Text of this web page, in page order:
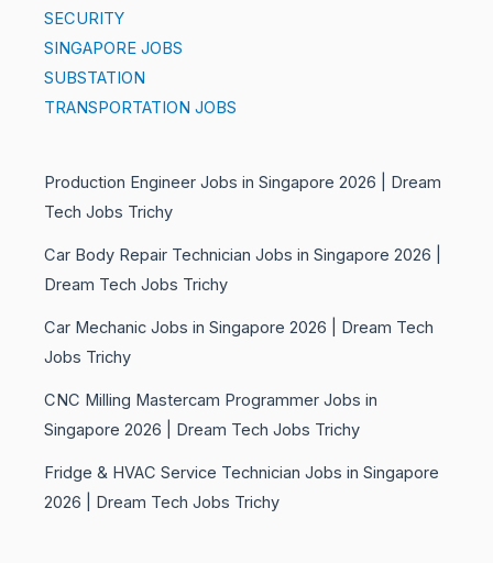
SECURITY
SINGAPORE JOBS
SUBSTATION
TRANSPORTATION JOBS
Production Engineer Jobs in Singapore 2026 | Dream
Tech Jobs Trichy
Car Body Repair Technician Jobs in Singapore 2026 |
Dream Tech Jobs Trichy
Car Mechanic Jobs in Singapore 2026 | Dream Tech
Jobs Trichy
CNC Milling Mastercam Programmer Jobs in
Singapore 2026 | Dream Tech Jobs Trichy
Fridge & HVAC Service Technician Jobs in Singapore
2026 | Dream Tech Jobs Trichy